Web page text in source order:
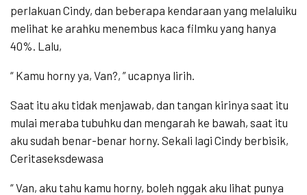
perlakuan Cindy, dan beberapa kendaraan yang melaluiku
melihat ke arahku menembus kaca filmku yang hanya
40%. Lalu,
“ Kamu horny ya, Van?, ” ucapnya lirih.
Saat itu aku tidak menjawab, dan tangan kirinya saat itu
mulai meraba tubuhku dan mengarah ke bawah, saat itu
aku sudah benar-benar horny. Sekali lagi Cindy berbisik,
Ceritaseksdewasa
“ Van, aku tahu kamu horny, boleh nggak aku lihat punya